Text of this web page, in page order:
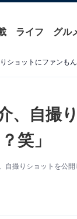
ライフ グル
ショットにファンも
、自撮
笑」
撮りショットを公